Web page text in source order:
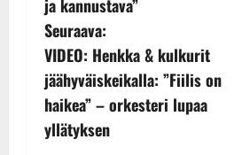
t
n
a
v
ja kannustava”
Seuraava:
VIDEO: Henkka & kulkurit
jäähyväiskeikalla: ”Fiilis on
haikea” – orkesteri lupaa
yllätyksen